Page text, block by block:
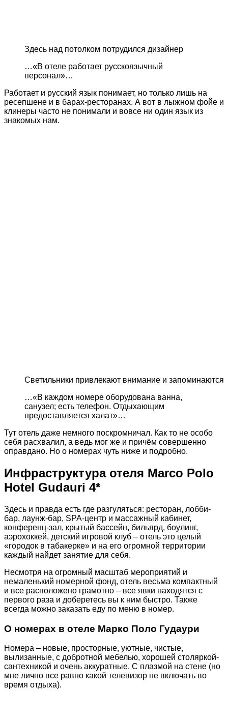
Здесь над потолком потрудился дизайнер
…«В отеле работает русскоязычный
персонал»…
Работает и русский язык понимает, но только лишь на
ресепшене и в барах-ресторанах. А вот в лыжном фойе и
клинеры часто не понимали и вовсе ни один язык из
знакомых нам.
Светильники привлекают внимание и запоминаются
…«В каждом номере оборудована ванна,
санузел; есть телефон. Отдыхающим
предоставляется халат»…
Тут отель даже немного поскромничал. Как то не особо
себя расхвалил, а ведь мог же и причём совершенно
оправдано. Но о номерах чуть ниже и подробно.
Инфраструктура отеля Marco Polo
Hotel Gudauri 4*
Здесь и правда есть где разгуляться: ресторан, лобби-
бар, лаунж-бар, SPA-центр и массажный кабинет,
конференц-зал, крытый бассейн, бильярд, боулинг,
аэрохоккей, детский игровой клуб – отель это целый
«городок в табакерке» и на его огромной территории
каждый найдет занятие для себя.
Несмотря на огромный масштаб мероприятий и
немаленький номерной фонд, отель весьма компактный
и все расположено грамотно – все явки находятся с
первого раза и доберетесь вы к ним быстро. Также
всегда можно заказать еду по меню в номер.
О номерах в отеле Марко Поло Гудаури
Номера – новые, просторные, уютные, чистые,
вылизанные, с добротной мебелью, хорошей столяркой-
сантехникой и очень аккуратные. С плазмой на стене (но
мне лично все равно какой телевизор не включать во
время отдыха).